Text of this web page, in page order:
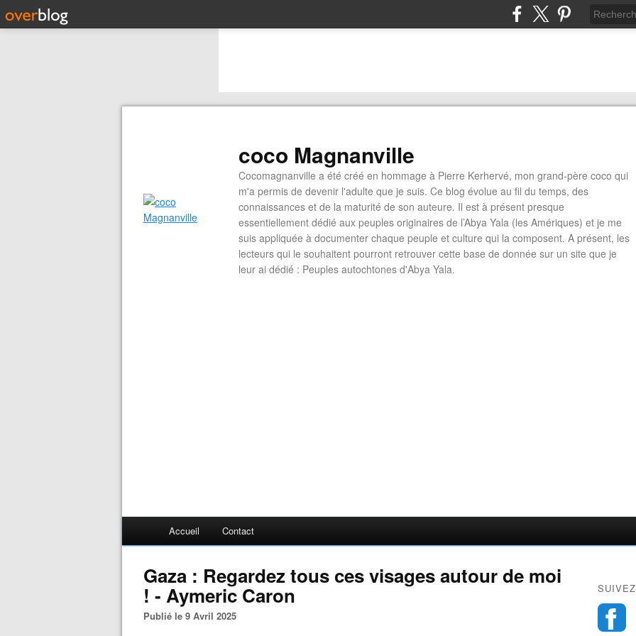
coco Magnanville
Cocomagnanville a été créé en hommage à Pierre Kerhervé, mon grand-père coco qui
m'a permis de devenir l'adulte que je suis. Ce blog évolue au fil du temps, des
connaissances et de la maturité de son auteure. Il est à présent presque
essentiellement dédié aux peuples originaires de l’Abya Yala (les Amériques) et je me
suis appliquée à documenter chaque peuple et culture qui la composent. A présent, les
lecteurs qui le souhaitent pourront retrouver cette base de donnée sur un site que je
leur ai dédié : Peuples autochtones d'Abya Yala.
Accueil Contact
Gaza : Regardez tous ces visages autour de moi
! - Aymeric Caron
Publié le 9 Avril 2025